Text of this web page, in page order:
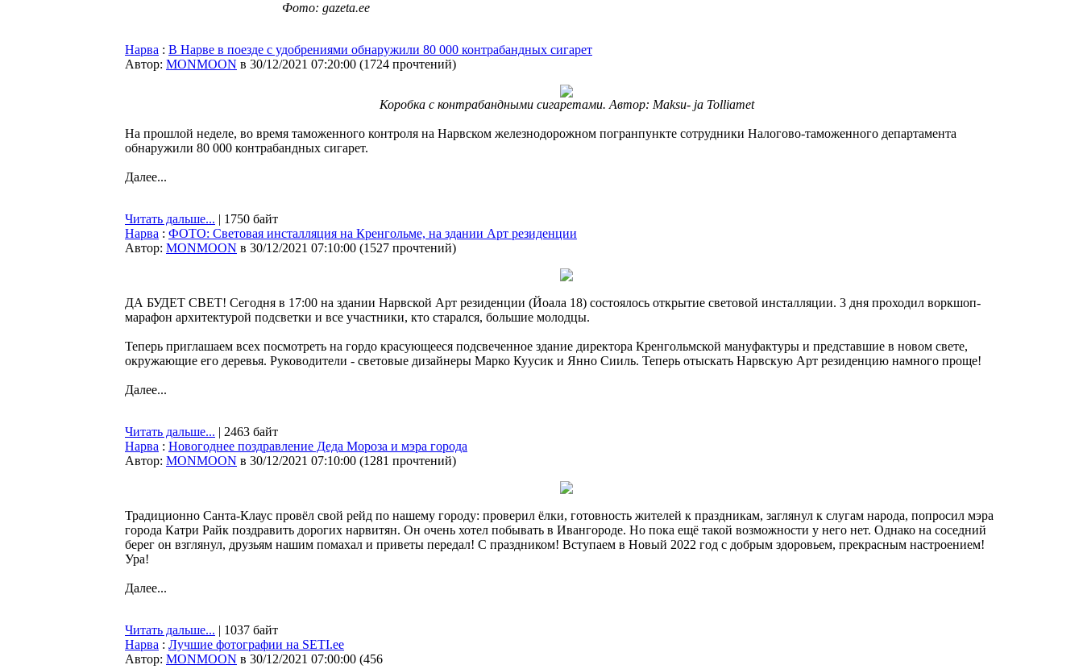
Фото: gazeta.ee
Нарва : В Нарве в поезде с удобрениями обнаружили 80 000 контрабандных сигарет
Автор: MONMOON в 30/12/2021 07:20:00 (1724 прочтений)
Коробка с контрабандными сигаретами. Автор: Maksu- ja Tolliamet
На прошлой неделе, во время таможенного контроля на Нарвском железнодорожном погранпункте сотрудники Налогово-таможенного департамента
обнаружили 80 000 контрабандных сигарет.
Далее...
Читать дальше... | 1750 байт
Нарва : ФОТО: Световая инсталляция на Кренгольме, на здании Арт резиденции
Автор: MONMOON в 30/12/2021 07:10:00 (1527 прочтений)
ДА БУДЕТ СВЕТ! Сегодня в 17:00 на здании Нарвской Арт резиденции (Йоала 18) состоялось открытие световой инсталляции. 3 дня проходил воркшоп-
марафон архитектурой подсветки и все участники, кто старался, большие молодцы.
Теперь приглашаем всех посмотреть на гордо красующееся подсвеченное здание директора Кренгольмской мануфактуры и представшие в новом свете,
окружающие его деревья. Руководители - световые дизайнеры Марко Куусик и Янно Сииль. Теперь отыскать Нарвскую Арт резиденцию намного проще!
Далее...
Читать дальше... | 2463 байт
Нарва : Новогоднее поздравление Деда Мороза и мэра города
Автор: MONMOON в 30/12/2021 07:10:00 (1281 прочтений)
Традиционно Санта-Клаус провёл свой рейд по нашему городу: проверил ёлки, готовность жителей к праздникам, заглянул к слугам народа, попросил мэра
города Катри Райк поздравить дорогих нарвитян. Он очень хотел побывать в Ивангороде. Но пока ещё такой возможности у него нет. Однако на соседний
берег он взглянул, друзьям нашим помахал и приветы передал! С праздником! Вступаем в Новый 2022 год с добрым здоровьем, прекрасным настроением!
Ура!
Далее...
Читать дальше... | 1037 байт
Нарва : Лучшие фотографии на SETI.ee
Автор: MONMOON в 30/12/2021 07:00:00 (456